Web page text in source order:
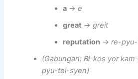
a →e
great →greit
reputation →re-
(Gabungan: Bi-kos yor
pyu-tei-syen)